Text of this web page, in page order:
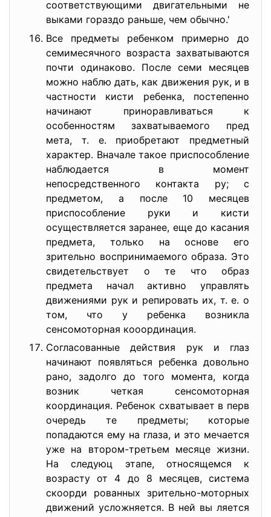
соответствующими двигательными не
выками гораздо раньше, чем обычно.'
Все предметы ребенком примерно до
семимесячного возраста захватываются
почти одинаково. После семи месяцев
можно наблю дать, как движения рук, и в
частности кисти ребенка, постепенно
начинают приноравливаться к
особенностям захватываемого пред
мета, т. е. приобретают предметный
характер. Вначале такое приспособление
наблюдается в момент
непосредственного контакта ру; с
предметом, а после 10 месяцев
приспособление руки и кисти
осуществляется заранее, еще до касания
предмета, только на основе его
зрительно воспринимаемого образа. Это
свидетельствует о те что образ
предмета начал активно управлять
движениями рук и репировать их, т. е. о
том, что у ребенка возникла
сенсомоторная кооординация.
Согласованные действия рук и глаз
начинают появляться ребенка довольно
рано, задолго до того момента, когда
возник четкая сенсомоторная
координация. Ребенок схватывает в перв
очередь те предметы; которые
попадаются ему на глаза, и это мечается
уже на втором-третьем месяце жизни.
На следуюц этапе, относящемся к
возрасту от 4 до 8 месяцев, система
скоорди рованных зрительно-моторных
движений усложняется. В ней вы ляется